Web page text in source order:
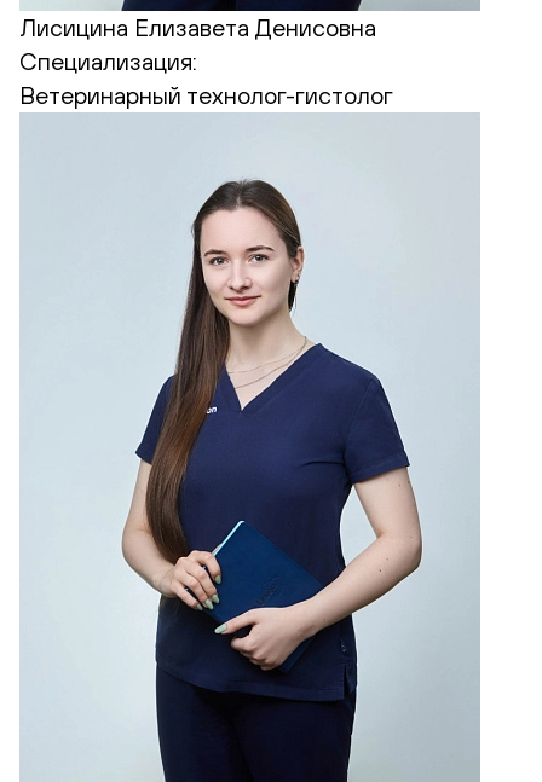
Лисицина Елизавета Денисовна
Специализация:
Ветеринарный технолог-гистолог